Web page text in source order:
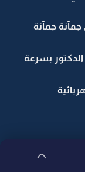
جمآنة جمآنة
بسرعة
قتلتهاا اناا